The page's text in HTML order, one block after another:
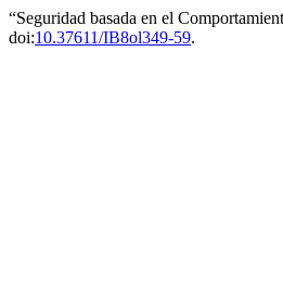
“Seguridad basada en el
doi:10.37611/IB8ol349-59.